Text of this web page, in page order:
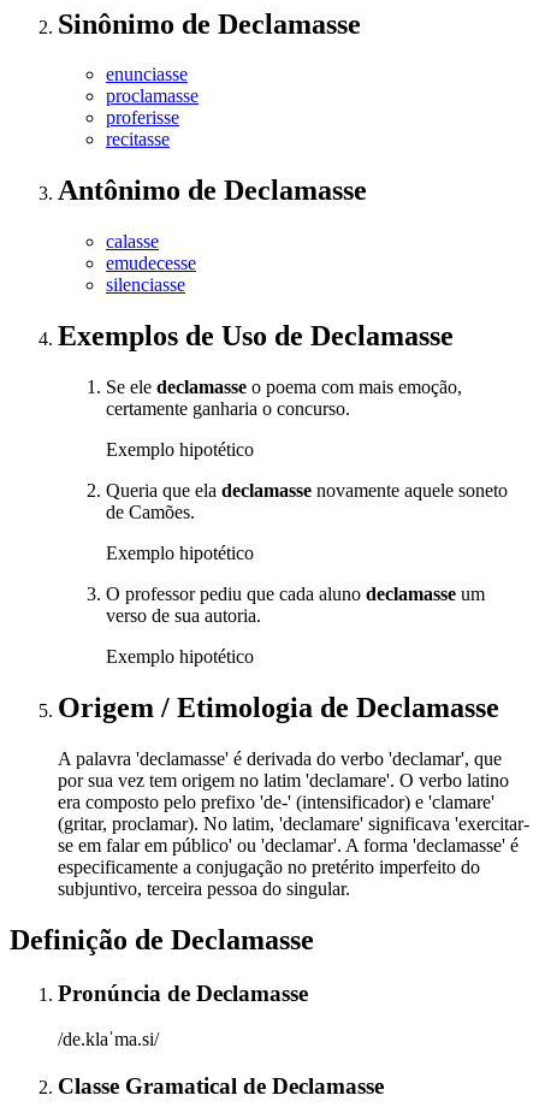
Sinônimo de Declamasse
enunciasse
proclamasse
proferisse
recitasse
Antônimo de Declamasse
calasse
emudecesse
silenciasse
Exemplos de Uso de Declamasse
Se ele declamasse o poema com mais emoção,
certamente ganharia o concurso.
Exemplo hipotético
Queria que ela declamasse novamente aquele soneto
de Camões.
Exemplo hipotético
O professor pediu que cada aluno declamasse um
verso de sua autoria.
Exemplo hipotético
Origem / Etimologia de Declamasse
A palavra 'declamasse' é derivada do verbo 'declamar', que
por sua vez tem origem no latim 'declamare'. O verbo latino
era composto pelo prefixo 'de-' (intensificador) e 'clamare'
(gritar, proclamar). No latim, 'declamare' significava 'exercitar-
se em falar em público' ou 'declamar'. A forma 'declamasse' é
especificamente a conjugação no pretérito imperfeito do
subjuntivo, terceira pessoa do singular.
Definição de Declamasse
Pronúncia de Declamasse
/de.klaˈma.si/
Classe Gramatical de Declamasse